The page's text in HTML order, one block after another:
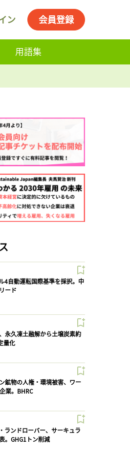
ン 会員登録
用語集
4自動運転国際基準を採択。中
ード
永久凍土融解から土壌炭素約
量化
鉱物の人権・環境被害、ワー
業。BHRC
ランドローバー、サーキュラ
。GHG1トン削減